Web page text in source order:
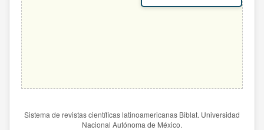
Sistema de revistas científicas latinoamericanas Biblat. Universidad
Nacional Autónoma de México.